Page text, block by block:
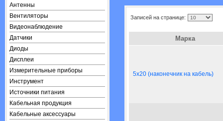
Антенны
Вентиляторы
Видеонаблюдение
Датчики
Диоды
Дисплеи
Измерительные приборы
Инструмент
Источники питания
Кабельная продукция
Кабельные аксессуары
Записей на странице:
Марка
5x20 (наконечник на кабель)